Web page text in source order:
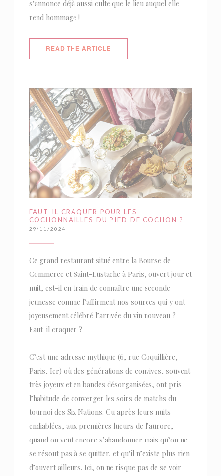
s’annonce déjà aussi culte que le lieu auquel elle
rend hommage !
READ THE ARTICLE((OPENS IN A NEW WINDOW))
FAUT-IL CRAQUER POUR LES
COCHONNAILLES DU PIED DE COCHON ?
29/11/2024
Ce grand restaurant situé entre la Bourse de
Commerce et Saint-Eustache à Paris, ouvert jour et
nuit, est-il en train de connaître une seconde
jeunesse comme l’affirment nos sources qui y ont
joyeusement célébré l’arrivée du vin nouveau ?
Faut-il craquer ?
C’est une adresse mythique (6, rue Coquillière,
Paris, Ier) où des générations de convives, souvent
très joyeux et en bandes désorganisées, ont pris
l’habitude de converger les soirs de matchs du
tournoi des Six Nations. Ou après leurs nuits
endiablées, aux premières lueurs de l’aurore,
quand on veut encore s’abandonner mais qu’on ne
se résout pas à se quitter, et qu’il n’existe plus rien
d’ouvert ailleurs. Ici, on ne risque pas de se voir